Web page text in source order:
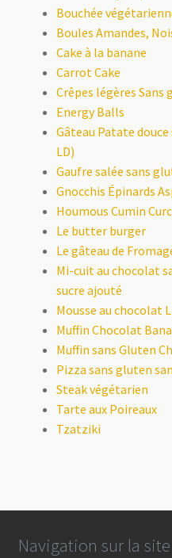
Bouchée
Boules Amandes,
Cake à la banane
Carrot Cake
Crêpes légères
Energy Balls
Gâteau Patate
LD)
Gaufre salée sans
Gnocchis Épinards
Houmous Cumin
Le butter burger
Le gâteau de
Mi-cuit au chocolat
sucre ajouté
Mousse au chocolat
Muffin Chocolat
Muffin sans Gluten
Pizza sans gluten
Steak végétarien
Tarte aux Poireaux
Tzatziki
Navigation sur la site